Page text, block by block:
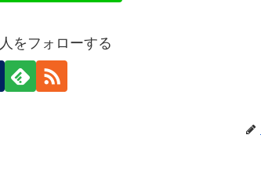
をフォローする